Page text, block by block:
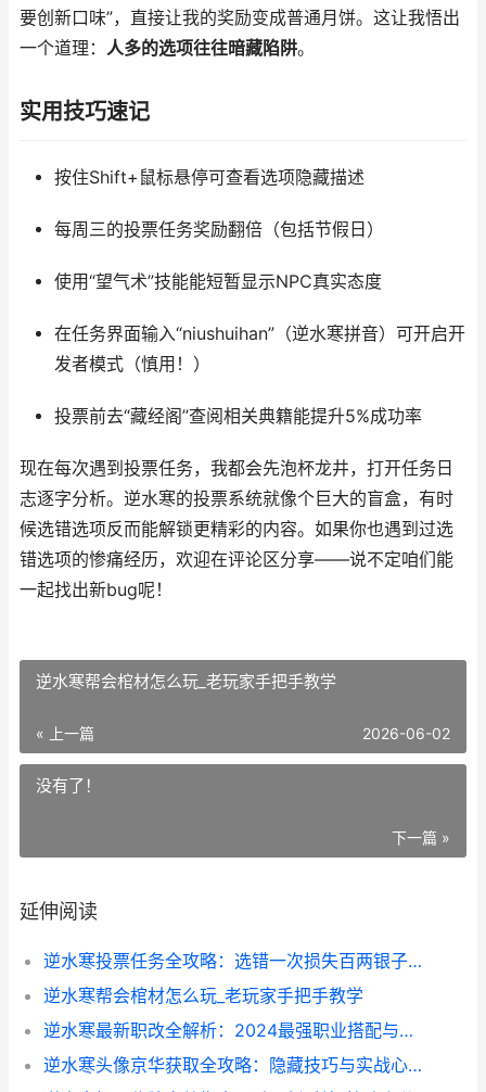
要创新口味”，直接让我的奖励变成普通月饼。这让我悟出
一个道理： 人多的选项往往暗藏陷阱。
实用技巧速记
按住Shift+鼠标悬停可查看选项隐藏描述
每周三的投票任务奖励翻倍（包括节假日）
使用“望气术”技能能短暂显示NPC真实态度
在任务界面输入“niushuihan”（逆水寒拼音）可开启开
发者模式（慎用！）
投票前去“藏经阁”查阅相关典籍能提升5%成功率
现在每次遇到投票任务，我都会先泡杯龙井，打开任务日
志逐字分析。逆水寒的投票系统就像个巨大的盲盒，有时
候选错选项反而能解锁更精彩的内容。如果你也遇到过选
错选项的惨痛经历，欢迎在评论区分享——说不定咱们能
一起找出新bug呢！
逆水寒帮会棺材怎么玩_老玩家手把手教学
« 上一篇 2026-06-02
没有了！
下一篇 »
延伸阅读
逆水寒投票任务全攻略：选错一次损失百两银子的教训
逆水寒帮会棺材怎么玩_老玩家手把手教学
逆水寒最新职改全解析：2024最强职业搭配与养成技巧
逆水寒头像京华获取全攻略：隐藏技巧与实战心得分享